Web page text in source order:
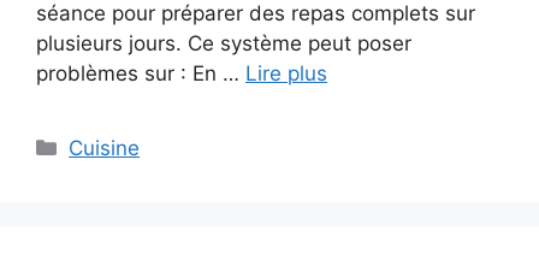
séance pour préparer des repas complets sur
plusieurs jours. Ce système peut poser
problèmes sur : En … Lire plus
Catégories
Cuisine